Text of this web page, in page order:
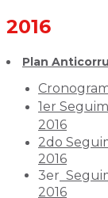
2016
Plan
1er
2016
2do
2016
3er
2016